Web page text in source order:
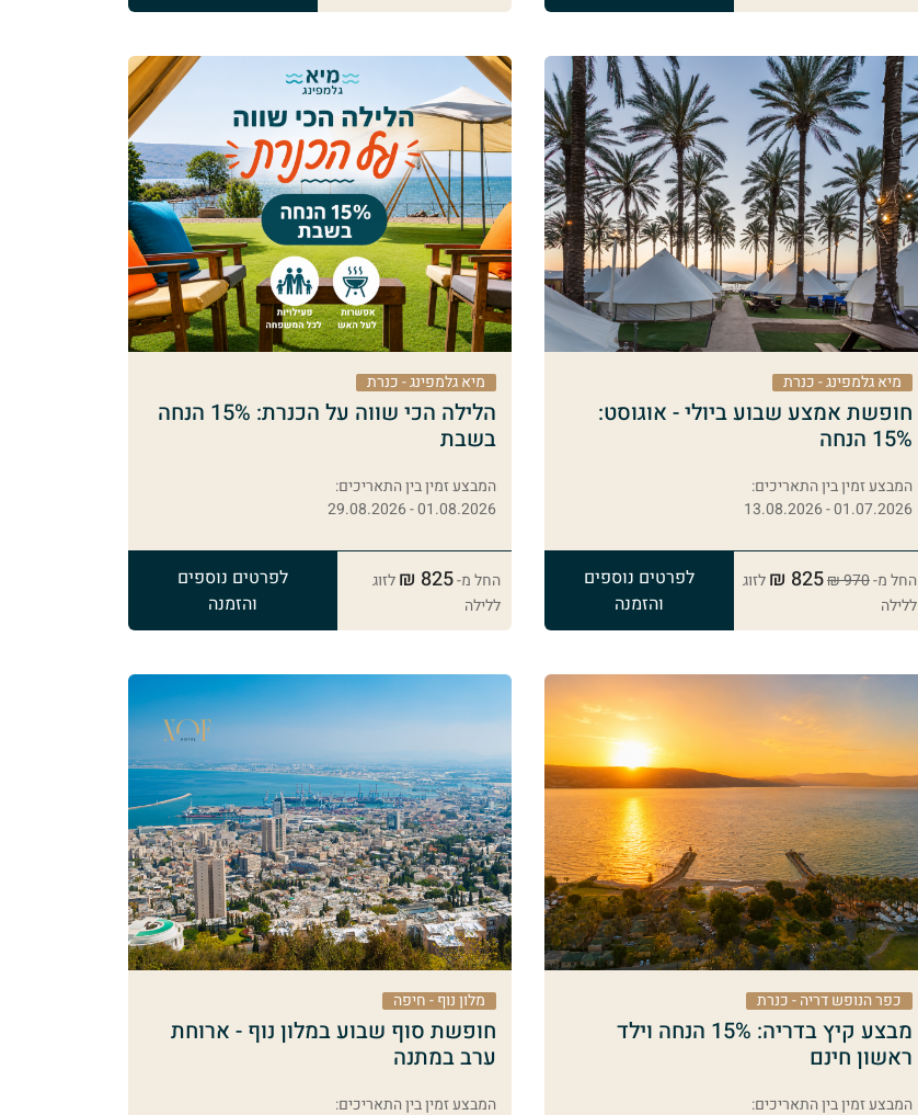
מיא גלמפינג - כנרת
חופשת אמצע שבוע ביולי - אוגוסט:
15% הנחה
המבצע זמין בין התאריכים:
01.07.2026 - 13.08.2026
החל מ-970 ₪
825 ₪
לזוג
ללילה
לפרטים נוספים
והזמנה
מיא גלמפינג - כנרת
הלילה הכי שווה על הכנרת: 15% הנחה
בשבת
המבצע זמין בין התאריכים:
01.08.2026 - 29.08.2026
החל מ-825 ₪
לזוג
ללילה
לפרטים נוספים
והזמנה
כפר הנופש דריה - כנרת
מבצע קיץ בדריה: 15% הנחה וילד
ראשון חינם
המבצע זמין בין התאריכים:
מלון נוף - חיפה
חופשת סוף שבוע במלון נוף - ארוחת
ערב במתנה
המבצע זמין בין התאריכים: